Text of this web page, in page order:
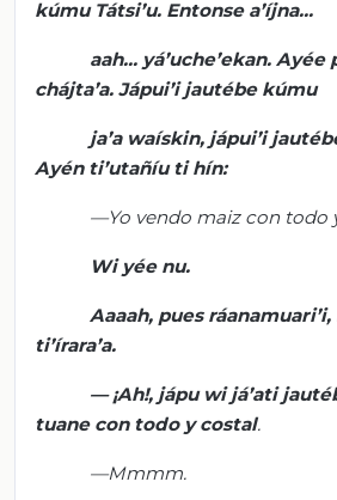
kúmu Tátsi’u. Entonse a’íjna...
aah... yá’uche’ekan. Ayée
chájta’a. Jápui’i jautébe kúmu
ja’a waískin, jápui’i
Ayén ti’utañíutihín:
—Yo vendo maizcon todo
Wi yée nu.
Aaaah, pues ráanamuari’i,
ti’írara’a.
— ¡Ah!, jápu wi já’ati
tuanecon todo y costal.
—Mmmm.